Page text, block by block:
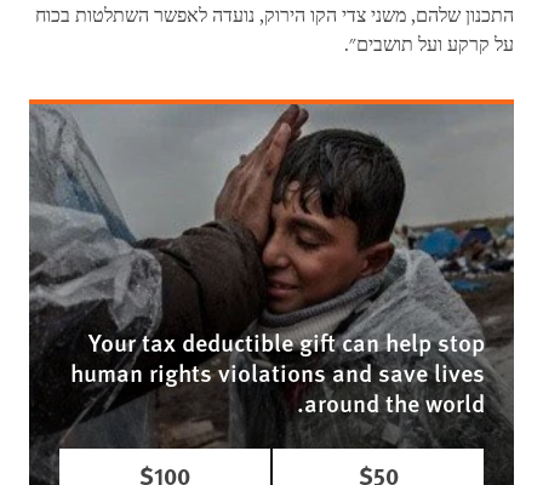
התכנון שלהם, משני צדי הקו הירוק, נועדה לאפשר השתלטות בכוח
על קרקע ועל תושבים".
Your tax deductible gift can help stop
human rights violations and save lives
around the world.
$50
$100